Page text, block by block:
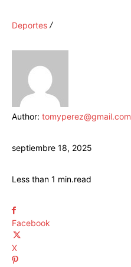
Deportes
Author: tomyperez@gmail.com
septiembre 18, 2025
Less than 1 min.read
Facebook
X